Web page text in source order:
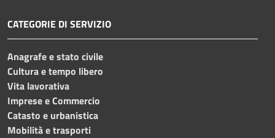
CATEGORIE DI SERVIZIO
Anagrafe e stato civile
Cultura e tempo libero
Vita lavorativa
Imprese e Commercio
Catasto e urbanistica
Mobilità e trasporti